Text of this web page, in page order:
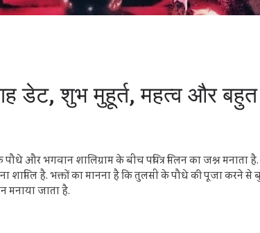
डेट, शुभ मुहूर्त, महत्व और
और भगवान शालिग्राम के बीच पवित्र मिलन का जश्न मनाता
है. भक्तों का मानना ​​है कि तुलसी के पौधे की पूजा करने से
मनाया जाता है.